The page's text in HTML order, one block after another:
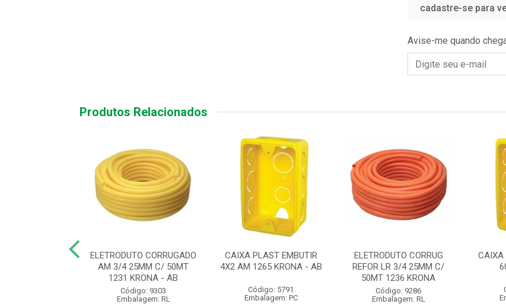
cadastre-se para
Avise-me quando
Produtos Relacionados
ELETRODUTO CORRUGADO
AM 3/4 25MM C/ 50MT
1231 KRONA - AB
Código: 9303
Embalagem: RL
CAIXA PLAST EMBUTIR
4X2 AM 1265 KRONA - AB
Código: 5791
Embalagem: PC
ELETRODUTO CORRUG
REFOR LR 3/4 25MM C/
50MT 1236 KRONA
Código: 9286
Embalagem: RL
CAIXA